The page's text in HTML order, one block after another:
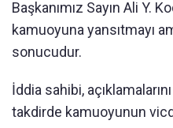
Başkanımız Sayın Ali Y.
kamuoyuna yansıtmayı
sonucudur.
İddia sahibi,
takdirde kamuoyunun